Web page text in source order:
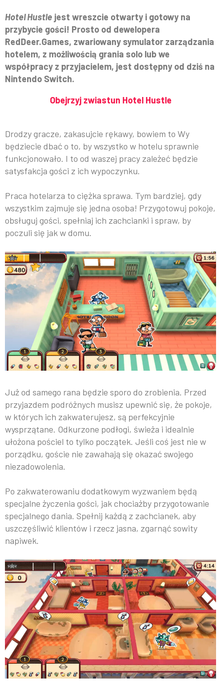
Hotel Hustle jest wreszcie otwarty i gotowy na
przybycie gości! Prosto od dewelopera
RedDeer.Games, zwariowany symulator zarządzania
hotelem, z możliwością grania solo lub we
współpracy z przyjacielem, jest dostępny od dziś na
Nintendo Switch.
Obejrzyj zwiastun Hotel Hustle
Drodzy gracze, zakasujcie rękawy, bowiem to Wy
będziecie dbać o to, by wszystko w hotelu sprawnie
funkcjonowało. I to od waszej pracy zależeć będzie
satysfakcja gości z ich wypoczynku.
Praca hotelarza to ciężka sprawa. Tym bardziej, gdy
wszystkim zajmuje się jedna osoba! Przygotowuj pokoje,
obsługuj gości, spełniaj ich zachcianki i spraw, by
poczuli się jak w domu.
Już od samego rana będzie sporo do zrobienia. Przed
przyjazdem podróżnych musisz upewnić się, że pokoje,
w których ich zakwaterujesz, są perfekcyjnie
wysprzątane. Odkurzone podłogi, świeża i idealnie
ułożona pościel to tylko początek. Jeśli coś jest nie w
porządku, goście nie zawahają się okazać swojego
niezadowolenia.
Po zakwaterowaniu dodatkowym wyzwaniem będą
specjalne życzenia gości, jak chociażby przygotowanie
specjalnego dania. Spełnij każdą z zachcianek, aby
uszczęśliwić klientów i rzecz jasna, zgarnąć sowity
napiwek.